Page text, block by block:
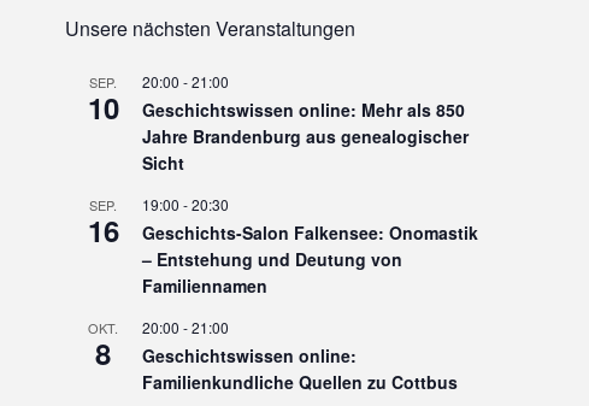
Unsere nächsten Veranstaltungen
SEP.
10
20:00 -21:00
Geschichtswissen online: Mehr als 850
Jahre Brandenburg aus genealogischer
Sicht
SEP.
16
19:00 -20:30
Geschichts-Salon Falkensee: Onomastik
– Entstehung und Deutung von
Familiennamen
OKT.
8
20:00 -21:00
Geschichtswissen online:
Familienkundliche Quellen zu Cottbus